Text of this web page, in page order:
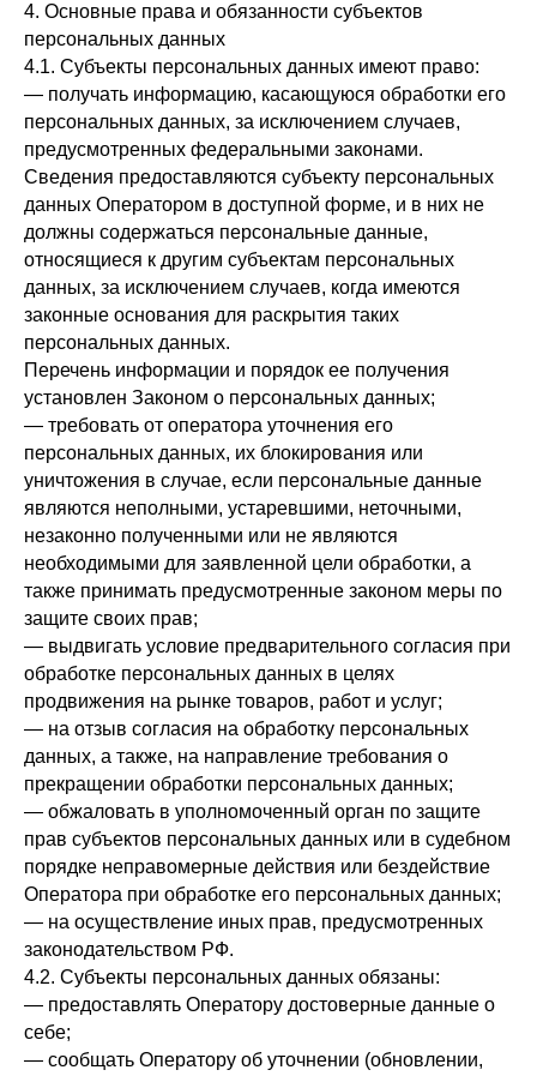
4. Основные права и обязанности субъектов
персональных данных
4.1. Субъекты персональных данных имеют право:
— получать информацию, касающуюся обработки его
персональных данных, за исключением случаев,
предусмотренных федеральными законами.
Сведения предоставляются субъекту персональных
данных Оператором в доступной форме, и в них не
должны содержаться персональные данные,
относящиеся к другим субъектам персональных
данных, за исключением случаев, когда имеются
законные основания для раскрытия таких
персональных данных.
Перечень информации и порядок ее получения
установлен Законом о персональных данных;
— требовать от оператора уточнения его
персональных данных, их блокирования или
уничтожения в случае, если персональные данные
являются неполными, устаревшими, неточными,
незаконно полученными или не являются
необходимыми для заявленной цели обработки, а
также принимать предусмотренные законом меры по
защите своих прав;
— выдвигать условие предварительного согласия при
обработке персональных данных в целях
продвижения на рынке товаров, работ и услуг;
— на отзыв согласия на обработку персональных
данных, а также, на направление требования о
прекращении обработки персональных данных;
— обжаловать в уполномоченный орган по защите
прав субъектов персональных данных или в судебном
порядке неправомерные действия или бездействие
Оператора при обработке его персональных данных;
— на осуществление иных прав, предусмотренных
законодательством РФ.
4.2. Субъекты персональных данных обязаны:
— предоставлять Оператору достоверные данные о
себе;
— сообщать Оператору об уточнении (обновлении,